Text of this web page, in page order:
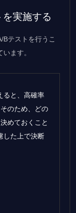
実施する
テストを行うこ
ます。
ると、高確率
のため、どの
めておくこと
した上で決断